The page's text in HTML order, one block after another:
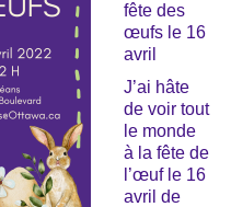
fête des
œufs le 16
avril
J’ai hâte
de voir tout
le monde
à la fête de
l’œuf le 16
avril de